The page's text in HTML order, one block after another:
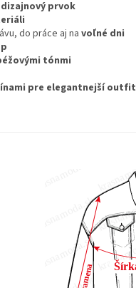
prvok
do práce aj na voľné dni
tónmi
pre elegantnejší outfit